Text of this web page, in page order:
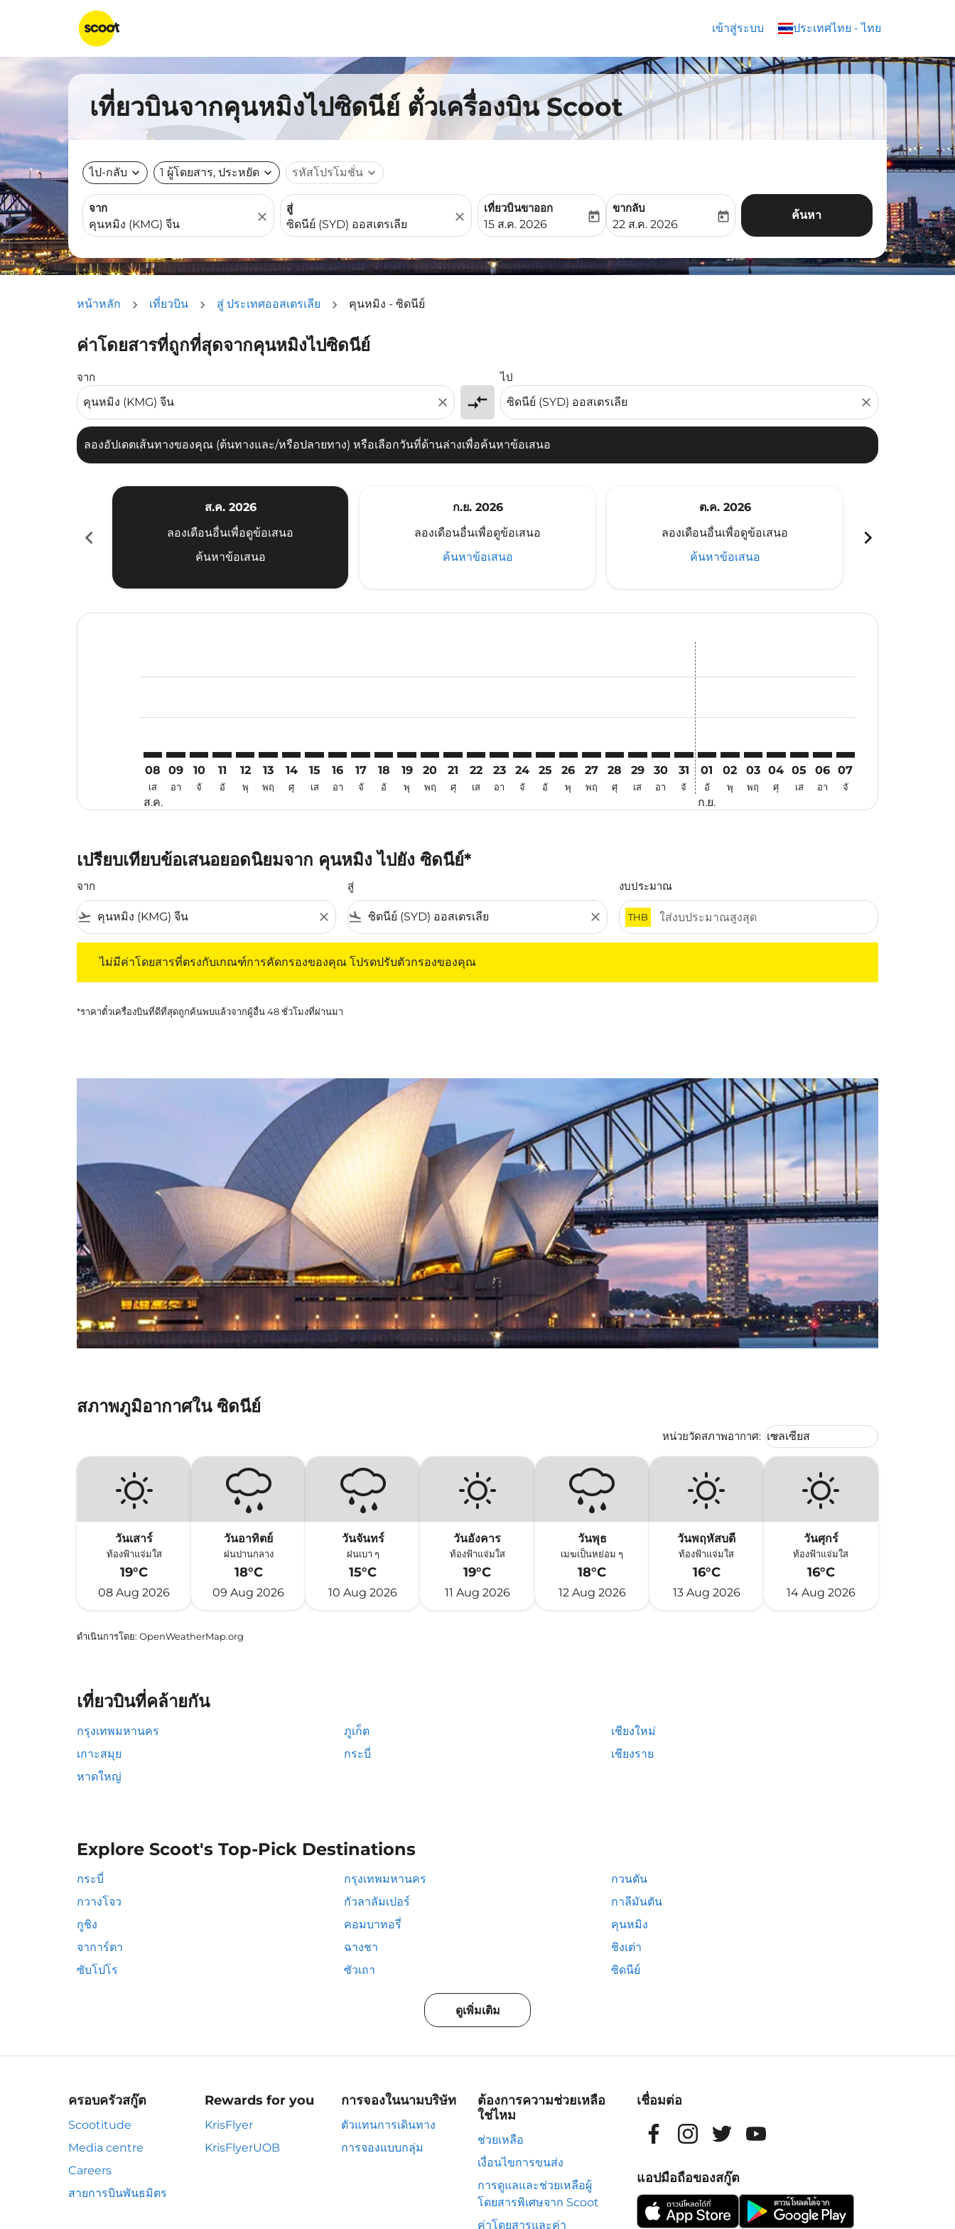
เข้าสู่ระบบ ประเทศไทย - ไทย
keyboard_arrow_down
เที่ยวบินจากคุนหมิงไปซิดนีย์ ตั๋วเครื่องบิน Scoot
ไป-กลับ expand_more 1 ผู้โดยสาร, ประหยัด expand_more รหัสโปรโมชั่น expand_more
จาก
close
สู่
close
เที่ยวบินขาออก
fc-booking-departure-date-aria-label
15 ส.ค. 2026
today
ขากลับ
fc-booking-return-date-aria-label
22 ส.ค. 2026
today ค้นหา
หน้าหลัก เที่ยวบิน สู่ ประเทศออสเตรเลีย คุนหมิง - ซิดนีย์
ค่าโดยสารที่ถูกที่สุดจากคุนหมิงไปซิดนีย์
จาก
close compare_arrows
ไป
close
ลองอัปเดตเส้นทางของคุณ (ต้นทางและ/หรือปลายทาง) หรือเลือกวันที่ด้านล่างเพื่อค้นหาข้อเสนอ
ลองอัปเดตเส้นทางของคุณ (ต้นทางและ/หรือปลายทาง) หรือเลือกวันที่ด้านล่างเพื่อค้นหาข้อเสนอ
chevron_left
ส.ค. 2026
ลองเดือนอื่นเพื่อดูข้อเสนอ
ค้นหาข้อเสนอ
ก.ย. 2026
ลองเดือนอื่นเพื่อดูข้อเสนอ
ค้นหาข้อเสนอ
ต.ค. 2026
ลองเดือนอื่นเพื่อดูข้อเสนอ
ค้นหาข้อเสนอ
chevron_right
08
เส
ส.ค.
09
อา
10
จั
11
อั
12
พุ
13
พฤ
14
ศุ
15
เส
16
อา
17
จั
18
อั
19
พุ
KMG–SYD: cmp-view-offers-disclaimer. ค้นหาข้อเสนอ
20
พฤ
KMG–SYD: cmp-view-offers-disclaimer. ค้นหาข้อเสนอ
21
ศุ
KMG–SYD: cmp-view-offers-disclaimer. ค้นหาข้อเสนอ
22
เส
KMG–SYD: cmp-view-offers-disclaimer. ค้นหาข้อเสนอ
23
อา
KMG–SYD: cmp-view-offers-disclaimer. ค้นหาข้อเสนอ
24
จั
KMG–SYD: cmp-view-offers-disclaimer. ค้นหาข้อเสนอ
25
อั
KMG–SYD: cmp-view-offers-disclaimer. ค้นหาข้อเสนอ
26
พุ
KMG–SYD: cmp-view-offers-disclaimer. ค้นหาข้อเสนอ
27
พฤ
KMG–SYD: cmp-view-offers-disclaimer. ค้นหาข้อเสนอ
28
ศุ
KMG–SYD: cmp-view-offers-disclaimer. ค้นหาข้อเสนอ
29
เส
KMG–SYD: cmp-view-offers-disclaimer. ค้นหาข้อเสนอ
30
อา
KMG–SYD: cmp-view-offers-disclaimer. ค้นหาข้อเสนอ
31
จั
01
อั
ก.ย.
02
พุ
03
พฤ
04
ศุ
05
เส
06
อา
07
จั
เปรียบเทียบข้อเสนอยอดนิยมจาก คุนหมิง ไปยัง ซิดนีย์*
จาก
flight_takeoff close
สู่
flight_land close
งบประมาณ
THB
ไม่มีค่าโดยสารที่ตรงกับเกณฑ์การคัดกรองของคุณ โปรดปรับตัวกรองของคุณ
*ราคาตั๋วเครื่องบินที่ดีที่สุดถูกค้นพบแล้วจากผู้อื่น 48 ชั่วโมงที่ผ่านมา
สภาพภูมิอากาศใน ซิดนีย์
หน่วยวัดสภาพอากาศ: Weather unit option เซลเซียส
เซลเซียส
keyboard_arrow_down
วันเสาร์
ท้องฟ้าแจ่มใส
19°C
08 Aug 2026
วันอาทิตย์
ฝนปานกลาง
18°C
09 Aug 2026
วันจันทร์
ฝนเบา ๆ
15°C
10 Aug 2026
วันอังคาร
ท้องฟ้าแจ่มใส
19°C
11 Aug 2026
วันพุธ
เมฆเป็นหย่อม ๆ
18°C
12 Aug 2026
วันพฤหัสบดี
ท้องฟ้าแจ่มใส
16°C
13 Aug 2026
วันศุกร์
ท้องฟ้าแจ่มใส
16°C
14 Aug 2026
ดำเนินการโดย: OpenWeatherMap.org
เที่ยวบินที่คล้ายกัน
กรุงเทพมหานคร ภูเก็ต
เชียงใหม่
เกาะสมุย
กระบี่
เชียงราย
หาดใหญ่
Explore Scoot's Top-Pick Destinations
กระบี่ กรุงเทพมหานคร
กวนตัน
กวางโจว
กัวลาลัมเปอร์
กาลีมันตัน
กูชิง
คอมบาทอรี่
คุนหมิง
จาการ์ตา
ฉางชา
ชิงเต่า
ซับโปโร
ซัวเถา ซิดนีย์
ดูเพิ่มเติม
ครอบครัวสกู๊ต
Scootitude
Media centre
Careers
สายการบินพันธมิตร
Rewards for you
KrisFlyer
KrisFlyerUOB
การจองในนามบริษัท
ตัวแทนการเดินทาง
การจองแบบกลุ่ม
ต้องการความช่วยเหลือ
ใช่ไหม
ช่วยเหลือ
เงื่อนไขการขนส่ง
การดูแลและช่วยเหลือผู้
โดยสารพิเศษจาก Scoot
ค่าโดยสารและค่า
เชื่อมต่อ
แอปมือถือของสกู๊ต